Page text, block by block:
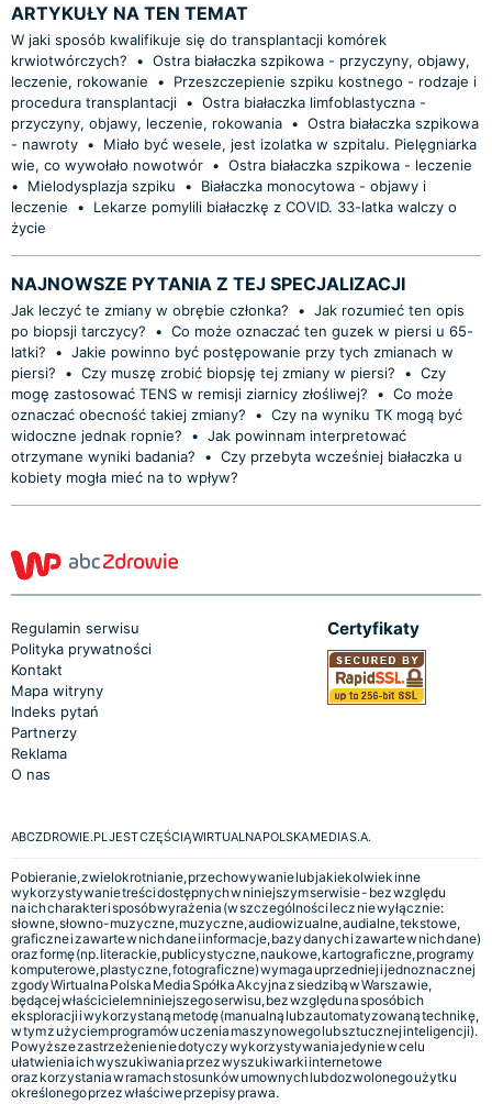
ARTYKUŁY NA TEN TEMAT
W jaki sposób kwalifikuje się do transplantacji komórek
krwiotwórczych?
• Ostra białaczka szpikowa - przyczyny, objawy,
leczenie, rokowanie
•
Przeszczepienie szpiku kostnego - rodzaje i
procedura transplantacji • Ostra białaczka limfoblastyczna -
przyczyny, objawy, leczenie, rokowania • Ostra białaczka szpikowa
- nawroty •
Miało być wesele, jest izolatka w szpitalu. Pielęgniarka
wie, co wywołało nowotwór • Ostra białaczka szpikowa - leczenie
•
Mielodysplazja szpiku •
Białaczka monocytowa - objawy i
leczenie
•
Lekarze pomylili białaczkę z COVID. 33-latka walczy o
życie
NAJNOWSZE PYTANIA Z TEJ SPECJALIZACJI
Jak leczyć te zmiany w obrębie członka? • Jak rozumieć ten opis
po biopsji tarczycy?
• Co może oznaczać ten guzek w piersi u 65-
latki?
• Jakie powinno być postępowanie przy tych zmianach w
piersi?
• Czy muszę zrobić biopsję tej zmiany w piersi? • Czy
mogę zastosować TENS w remisji ziarnicy złośliwej?
• Co może
oznaczać obecność takiej zmiany?
• Czy na wyniku TK mogą być
widoczne jednak ropnie?
• Jak powinnam interpretować
otrzymane wyniki badania?
• Czy przebyta wcześniej białaczka u
kobiety mogła mieć na to wpływ?
Regulamin serwisu
Polityka prywatności
Kontakt
Mapa witryny
Indeks pytań
Partnerzy
Reklama
O nas
Certyfikaty
ABCZDROWIE.PL JEST CZĘŚCIĄ WIRTUALNA POLSKA MEDIA S.A.
Pobieranie, zwielokrotnianie, przechowywanie lub jakiekolwiek inne
wykorzystywanie treści dostępnych w niniejszym serwisie - bez względu
na ich charakter i sposób wyrażenia (w szczególności lecz nie wyłącznie:
słowne, słowno-muzyczne, muzyczne, audiowizualne, audialne, tekstowe,
graficzne i zawarte w nich dane i informacje, bazy danych i zawarte w nich dane)
oraz formę (np. literackie, publicystyczne, naukowe, kartograficzne, programy
komputerowe, plastyczne, fotograficzne) wymaga uprzedniej i jednoznacznej
zgody Wirtualna Polska Media Spółka Akcyjna z siedzibą w Warszawie,
będącej właścicielem niniejszego serwisu, bez względu na sposób ich
eksploracji i wykorzystaną metodę (manualną lub zautomatyzowaną technikę,
w tym z użyciem programów uczenia maszynowego lub sztucznej inteligencji).
Powyższe zastrzeżenie nie dotyczy wykorzystywania jedynie w celu
ułatwienia ich wyszukiwania przez wyszukiwarki internetowe
oraz korzystania w ramach stosunków umownych lub dozwolonego użytku
określonego przez właściwe przepisy prawa.